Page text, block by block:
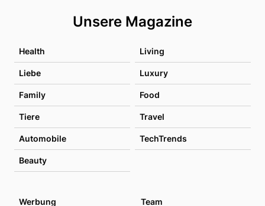
Unsere Magazine
Health Living
Liebe Luxury
Family Food
Tiere Travel
Automobile TechTrends
Beauty
Werbung Team